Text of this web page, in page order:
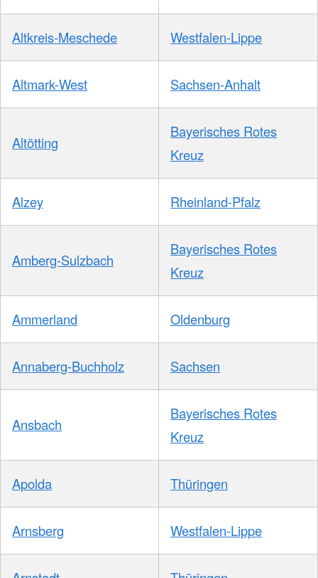
Altkreis-Meschede Westfalen-Lippe
Altmark-West Sachsen-Anhalt
Altötting
Bayerisches Rotes
Kreuz
Alzey Rheinland-Pfalz
Amberg-Sulzbach
Bayerisches Rotes
Kreuz
Ammerland Oldenburg
Annaberg-Buchholz Sachsen
Ansbach
Bayerisches Rotes
Kreuz
Apolda Thüringen
Arnsberg Westfalen-Lippe